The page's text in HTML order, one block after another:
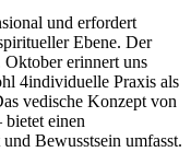
und erfordert
Ebene. Der
erinnert uns
4individuelle Praxis als
vedische Konzept von
bietet einen
Bewusstsein umfasst.